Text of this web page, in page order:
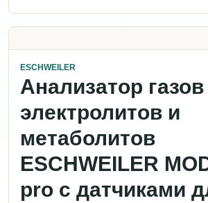
ESCHWEILER
Анализатор
электролитов и
метаболитов
ESCHWEILER
pro с датчиками